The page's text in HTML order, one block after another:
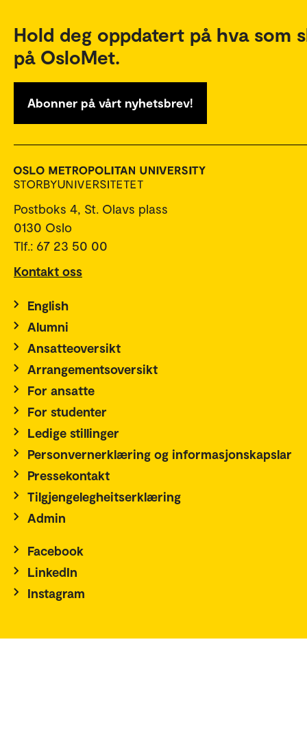
Hold deg oppdatert på hva som
på OsloMet.
Abonner på vårt nyhetsbrev!
Postboks 4, St. Olavs plass
0130 Oslo
Tlf.: 67 23 50 00
Kontakt oss
English
Alumni
Ansatteoversikt
Arrangementsoversikt
For ansatte
For studenter
Ledige stillinger
Personvernerklæring og informasjonskapslar
Pressekontakt
Tilgjengelegheitserklæring
Admin
Facebook
LinkedIn
Instagram